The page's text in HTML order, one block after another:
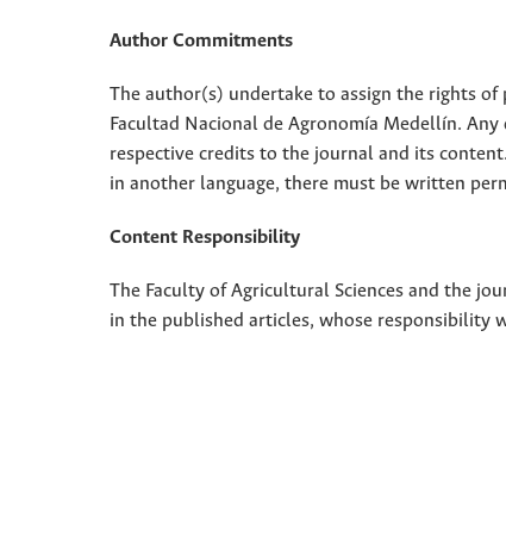
Author Commitments
The author(s) undertake to assign the rights
Facultad Nacional de Agronomía Medellín.
respective credits to the journal and its
in another language, there must be written
Content Responsibility
The Faculty of Agricultural Sciences and the
in the published articles, whose responsibility